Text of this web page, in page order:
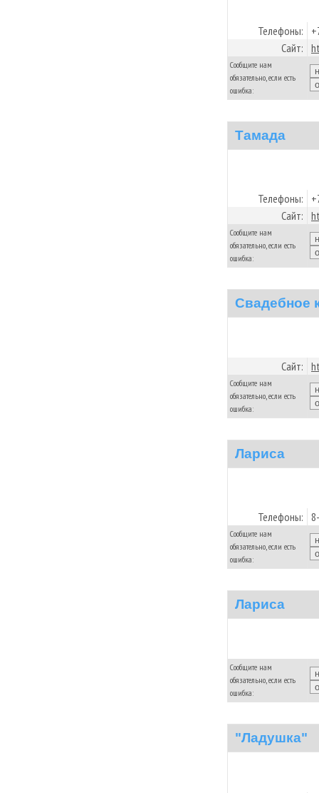
Телефоны:
Сайт:
Сообщите нам
обязательно, если есть
ошибка:
Тамада
Телефоны:
Сайт:
Сообщите нам
обязательно, если есть
ошибка:
Свадебное
Сайт:
Сообщите нам
обязательно, если есть
ошибка:
Лариса
Телефоны:
Сообщите нам
обязательно, если есть
ошибка:
Лариса
Сообщите нам
обязательно, если есть
ошибка:
"Ладушка"